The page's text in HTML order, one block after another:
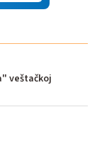
veštačkoj